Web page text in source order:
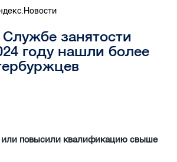
занятости
году нашли более
повысили квалификацию свыше